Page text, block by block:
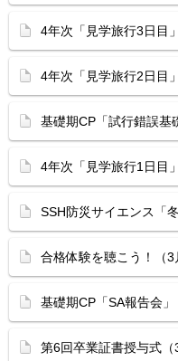
4年次「見学旅行3日目
4年次「見学旅行2日目
基礎期CP「試行錯誤基
4年次「見学旅行1日目
SSH防災サイエンス「
合格体験を聴こう！（3
基礎期CP「SA報告会」
第6回卒業証書授与式（